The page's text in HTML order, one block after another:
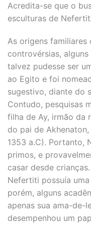
Acredita-se que o
esculturas de
As origens familiares
controvérsias,
talvez pudesse ser
ao Egito e foi
sugestivo, diante do
Contudo, pesquisas
filha de Ay, irmão da
do pai de
1353 a.C). Portanto,
primos, e
casar desde
Nefertiti possuía
porém, alguns
apenas sua ama-de-
desempenhou um